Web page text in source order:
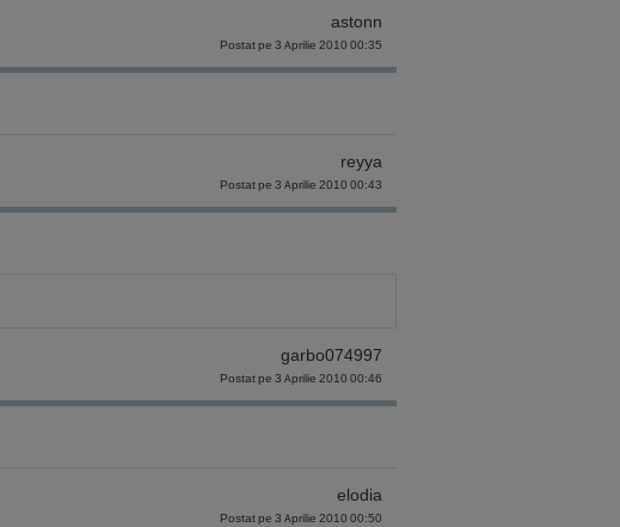
astonn
Postat pe 3 Aprilie 2010 00:35
reyya
Postat pe 3 Aprilie 2010 00:43
garbo074997
Postat pe 3 Aprilie 2010 00:46
elodia
Postat pe 3 Aprilie 2010 00:50